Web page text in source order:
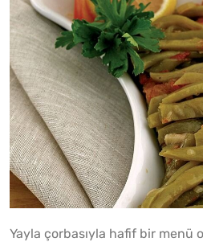
Yayla çorbasıyla hafif bir menü